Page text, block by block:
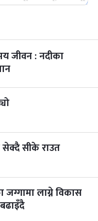
७ महिना बाँकी
जीवन : नदीका
सीके राउत
जग्गामा लाग्ने विकास